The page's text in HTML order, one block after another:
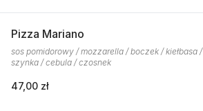
Pizza Mariano
sos pomidorowy / mozzarella / boczek / kiełbasa /
szynka / cebula / czosnek
47,00 zł